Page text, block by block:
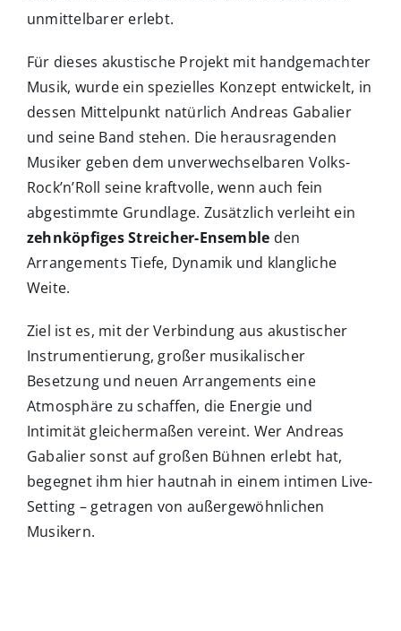
unmittelbarer erlebt.
Für dieses akustische Projekt mit handgemachter
Musik, wurde ein spezielles Konzept entwickelt, in
dessen Mittelpunkt natürlich Andreas Gabalier
und seine Band stehen. Die herausragenden
Musiker geben dem unverwechselbaren Volks-
Rock’n’Roll seine kraftvolle, wenn auch fein
abgestimmte Grundlage. Zusätzlich verleiht ein
zehnköpfiges Streicher-Ensemble den
Arrangements Tiefe, Dynamik und klangliche
Weite.
Ziel ist es, mit der Verbindung aus akustischer
Instrumentierung, großer musikalischer
Besetzung und neuen Arrangements eine
Atmosphäre zu schaffen, die Energie und
Intimität gleichermaßen vereint. Wer Andreas
Gabalier sonst auf großen Bühnen erlebt hat,
begegnet ihm hier hautnah in einem intimen Live-
Setting – getragen von außergewöhnlichen
Musikern.